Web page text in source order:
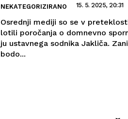
NEKATEGORIZIRANO 15. 5. 2025, 20:31
Osrednji mediji so se v
lotili poročanja o domnevno
ju ustavnega sodnika Jakliča.
bodo...